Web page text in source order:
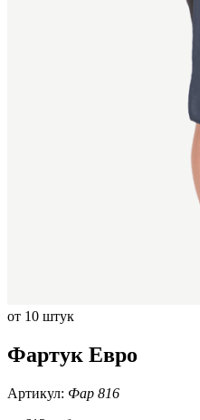
от 10 штук
Фартук Евро
Артикул: Фар 816